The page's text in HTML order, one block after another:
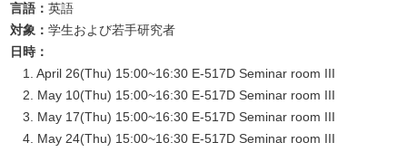
言語：英語
対象：学生および若手研究者
日時：
April 26(Thu) 15:00~16:30 E-517D Seminar room III
May 10(Thu) 15:00~16:30 E-517D Seminar room III
May 17(Thu) 15:00~16:30 E-517D Seminar room III
May 24(Thu) 15:00~16:30 E-517D Seminar room III